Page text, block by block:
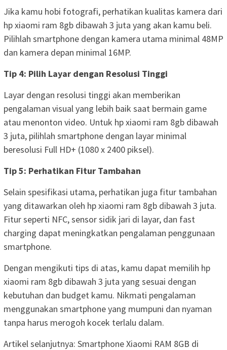
Jika kamu hobi fotografi, perhatikan kualitas kamera dari
hp xiaomi ram 8gb dibawah 3 juta yang akan kamu beli.
Pilihlah smartphone dengan kamera utama minimal 48MP
dan kamera depan minimal 16MP.
Tip 4: Pilih Layar dengan Resolusi Tinggi
Layar dengan resolusi tinggi akan memberikan
pengalaman visual yang lebih baik saat bermain game
atau menonton video. Untuk hp xiaomi ram 8gb dibawah
3 juta, pilihlah smartphone dengan layar minimal
beresolusi Full HD+ (1080 x 2400 piksel).
Tip 5: Perhatikan Fitur Tambahan
Selain spesifikasi utama, perhatikan juga fitur tambahan
yang ditawarkan oleh hp xiaomi ram 8gb dibawah 3 juta.
Fitur seperti NFC, sensor sidik jari di layar, dan fast
charging dapat meningkatkan pengalaman penggunaan
smartphone.
Dengan mengikuti tips di atas, kamu dapat memilih hp
xiaomi ram 8gb dibawah 3 juta yang sesuai dengan
kebutuhan dan budget kamu. Nikmati pengalaman
menggunakan smartphone yang mumpuni dan nyaman
tanpa harus merogoh kocek terlalu dalam.
Artikel selanjutnya: Smartphone Xiaomi RAM 8GB di